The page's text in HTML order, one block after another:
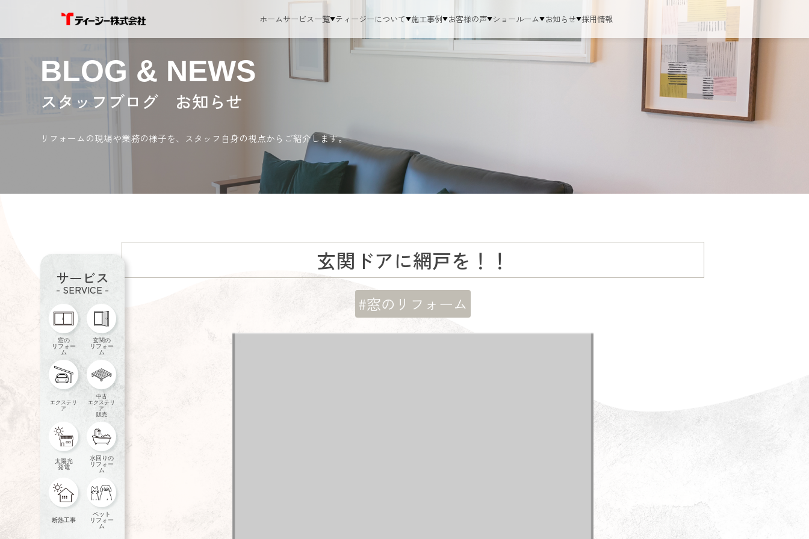
ホームサービス一覧 ティージーについて 施工事例 お客様の声 ショールーム お知らせ 採用情報
BLOG & NEWS
スタッフブログ お知らせ
リフォームの現場や業務の様子を、スタッフ自身の視点からご紹介します。
サービス
- SERVICE -
窓の
リフォー
ム
玄関の
リフォー
ム
エクステリ
ア
中古
エクステリ
ア
販売
太陽光
発電
水回りの
リフォー
ム
断熱工事
ペット
リフォー
ム
玄関ドアに網戸を！！
#窓のリフォーム